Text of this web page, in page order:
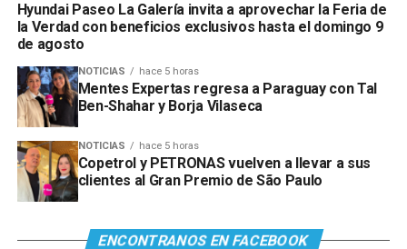
Hyundai Paseo La Galería invita a aprovechar la Feria de
la Verdad con beneficios exclusivos hasta el domingo 9
de agosto
NOTICIAS hace 5 horas
Mentes Expertas regresa a Paraguay con Tal
Ben-Shahar y Borja Vilaseca
NOTICIAS hace 5 horas
Copetrol y PETRONAS vuelven a llevar a sus
clientes al Gran Premio de São Paulo
ENCONTRANOS EN FACEBOOK